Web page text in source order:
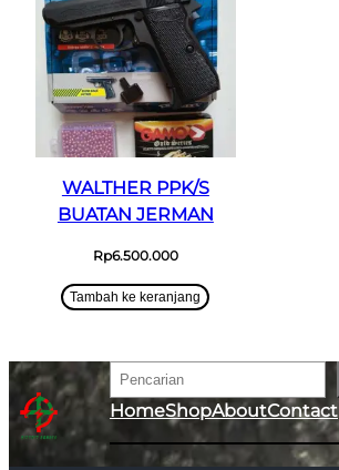
WALTHER PPK/S
BUATAN JERMAN
Rp6.500.000
Tambah ke keranjang
Pencarian
HomeShopAboutContact